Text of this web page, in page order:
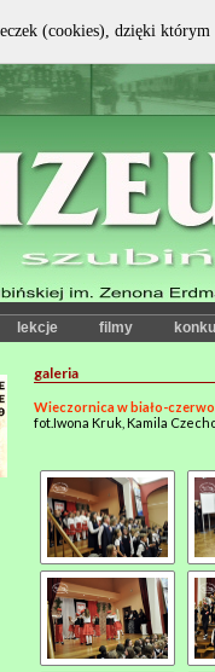
lekcje filmy
galeria
Wieczornica w biało-
fot.Iwona Kruk, Kamila
(cookies), dzięki